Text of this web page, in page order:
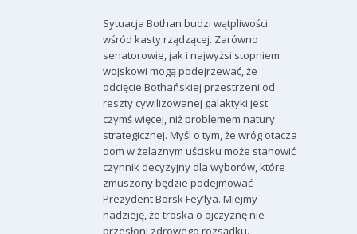
Sytuacja Bothan budzi wątpliwości
wśród kasty rządzącej. Zarówno
senatorowie, jak i najwyżsi stopniem
wojskowi mogą podejrzewać, że
odcięcie Bothańskiej przestrzeni od
reszty cywilizowanej galaktyki jest
czymś więcej, niż problemem natury
strategicznej. Myśl o tym, że wróg otacza
dom w żelaznym uścisku może stanowić
czynnik decyzyjny dla wyborów, które
zmuszony będzie podejmować
Prezydent Borsk Fey’lya. Miejmy
nadzieję, że troska o ojczyznę nie
przesłoni zdrowego rozsądku.